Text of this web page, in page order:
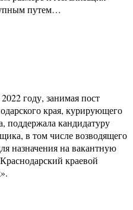
путем…
году, занимая пост
края, курирующего
поддержала кандидатуру
в том числе возводящего
назначения на вакантную
краевой